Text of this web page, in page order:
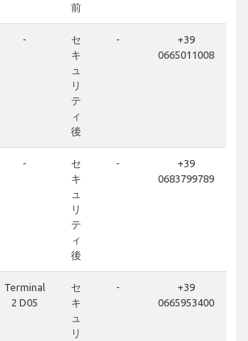
前
-
セ
キ
ュ
リ
テ
ィ
後
-
+39
0665011008
-
セ
キ
ュ
リ
テ
ィ
後
-
+39
0683799789
Terminal
2 D05
セ
キ
ュ
リ
-
+39
0665953400